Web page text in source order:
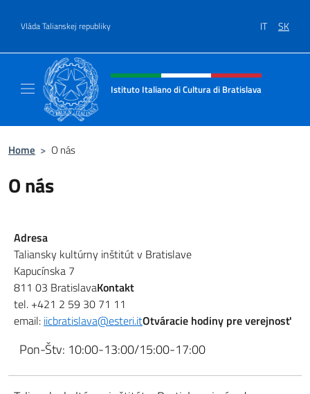
Vláda Talianskej republiky IT SK
Header, social and menu of site
Istituto Italiano di Cultura di Bratislava
Home > O nás
O nás
Adresa
Taliansky kultúrny inštitút v Bratislave
Kapucínska 7
811 03 BratislavaKontakt
tel. +421 2 59 30 71 11
email: iicbratislava@esteri.itOtváracie hodiny pre verejnosť
Pon-Štv: 10:00-13:00/15:00-17:00